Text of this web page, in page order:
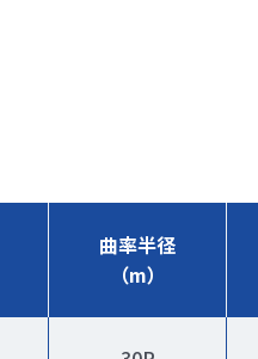
曲率半径
（m）